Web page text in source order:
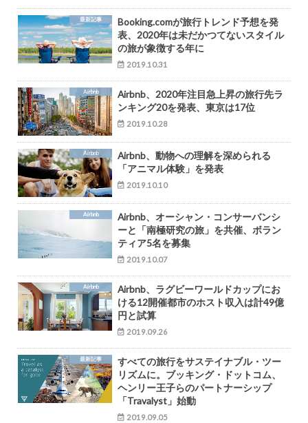
最新記事
Booking.comが旅行トレンド予想を発
表、2020年は未だかつてないスタイル
の旅が象徴する年に
2019.10.31
Airbnb
Airbnb、2020年注目急上昇の旅行先ラ
ンキング20を発表、東京は17位
2019.10.28
Airbnb
Airbnb、動物への理解を深められる
「アニマル体験」を発表
2019.10.10
Airbnb
Airbnb、オーシャン・コンサーバンシ
ーと「南極研究の旅」を共催、ボラン
ティア5名を募集
2019.10.07
Airbnb
Airbnb、ラグビーワールドカップにお
ける12開催都市のホスト収入は計49億
円と試算
2019.09.26
最新記事
すべての旅行をサステイナブル・ツー
リズムに。ブッキング・ドットコム、
ヘンリー王子らのパートナーシップ
「Travalyst」始動
2019.09.05